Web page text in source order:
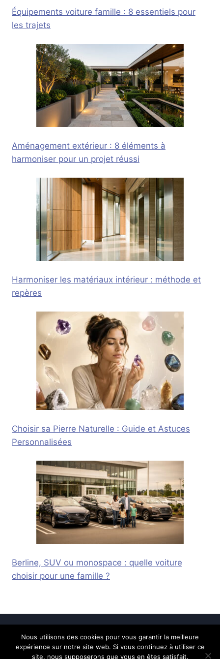
Équipements voiture famille : 8 essentiels pour
les trajets
Aménagement extérieur : 8 éléments à
harmoniser pour un projet réussi
Harmoniser les matériaux intérieur : méthode et
repères
Choisir sa Pierre Naturelle : Guide et Astuces
Personnalisées
Berline, SUV ou monospace : quelle voiture
choisir pour une famille ?
© 2026 Calais Online - Mentions légales-
Contactez-nous
Nous utilisons des cookies pour vous garantir la meilleure
expérience sur notre site web. Si vous continuez à utiliser ce
site, nous supposerons que vous en êtes satisfait.